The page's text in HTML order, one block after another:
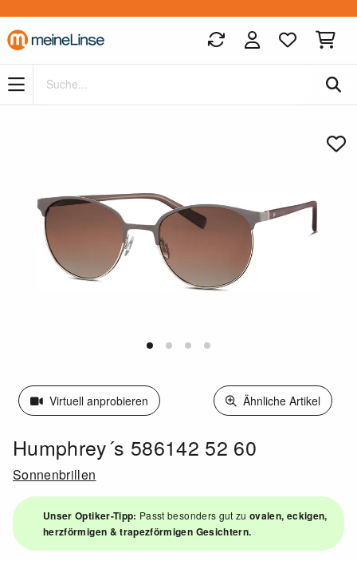
Zum Hauptinhalt springen
Virtuell anprobieren Ähnliche Artikel
Humphrey´s 586142 52 60
Sonnenbrillen
Unser Optiker-Tipp: Passt besonders gut zuovalen, eckigen,
herzförmigen & trapezförmigen Gesichtern.